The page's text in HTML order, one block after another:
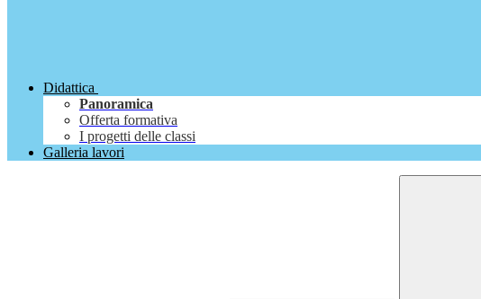
Didattica
Panoramica
Offerta formativa
I progetti delle classi
Galleria lavori